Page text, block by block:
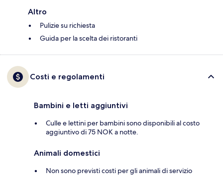
Altro
Pulizie su richiesta
Guida per la scelta dei ristoranti
Costi e regolamenti
Bambini e letti aggiuntivi
Culle e lettini per bambini sono disponibili al costo
aggiuntivo di 75 NOK a notte.
Animali domestici
Non sono previsti costi per gli animali di servizio